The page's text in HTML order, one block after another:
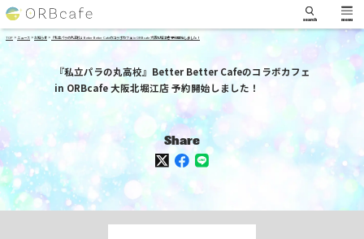
search menu
TOP > ニュース>お知らせ > 『私立パラの丸高校』Better Better Cafeのコラボカフェ in ORBcafe 大阪北堀江店 予約開始しました！
『私立パラの丸高校』Better Better Cafeのコラボカフェ
in ORBcafe 大阪北堀江店 予約開始しました！
Share